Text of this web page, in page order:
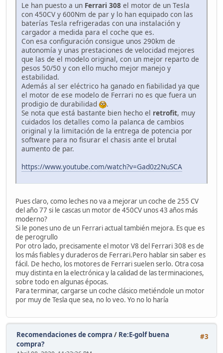
Le han puesto a un Ferrari 308 el motor de un Tesla
con 450CV y 600Nm de par y lo han equipado con las
baterías Tesla refrigeradas con una instalación y
cargador a medida para el coche que es.
Con esa configuración consigue unos 290km de
autonomía y unas prestaciones de velocidad mejores
que las de el modelo original, con un mejor reparto de
pesos 50/50 y con ello mucho mejor manejo y
estabilidad.
Además al ser eléctrico ha ganado en fiabilidad ya que
el motor de ese modelo de Ferrari no es que fuera un
prodigio de durabilidad
.
Se nota que está bastante bien hecho el retrofit, muy
cuidados los detalles como la palanca de cambios
original y la limitación de la entrega de potencia por
software para no fisurar el chasis ante el brutal
aumento de par.
https://www.youtube.com/watch?v=Gad0z2NuSCA
Pues claro, como leches no va a mejorar un coche de 255 CV
del año 77 si le cascas un motor de 450CV unos 43 años más
moderno?
Si le pones uno de un Ferrari actual también mejora. Es que es
de perogrullo
Por otro lado, precisamente el motor V8 del Ferrari 308 es de
los más fiables y duraderos de Ferrari.Pero hablar sin saber es
fácil. De hecho, los motores de Ferrari suelen serlo. Otra cosa
muy distinta en la electrónica y la calidad de las terminaciones,
sobre todo en algunas épocas.
Para terminar, cargarse un coche clásico metiéndole un motor
por muy de Tesla que sea, no lo veo. Yo no lo haría
#3
Recomendaciones de compra / Re:E-golf buena
compra?